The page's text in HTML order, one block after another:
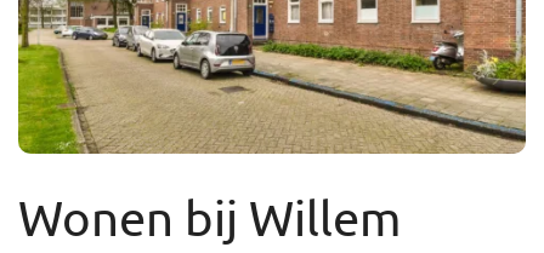
Wonen bij Willem